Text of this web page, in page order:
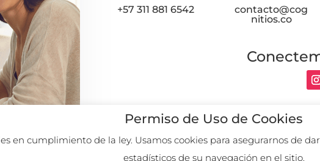
+57 311 881 6542
contacto@cog
nitios.co
2026. Remoto
Permiso de Uso de Cookies
en cumplimiento de la ley. Usamos cookies para asegurarnos de
estadísticos de su navegación en el sitio.